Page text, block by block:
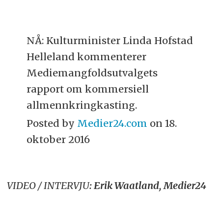
NÅ: Kulturminister Linda Hofstad
Helleland kommenterer
Mediemangfoldsutvalgets
rapport om kommersiell
allmennkringkasting.
Posted by Medier24.com on 18.
oktober 2016
VIDEO / INTERVJU:Erik Waatland, Medier24